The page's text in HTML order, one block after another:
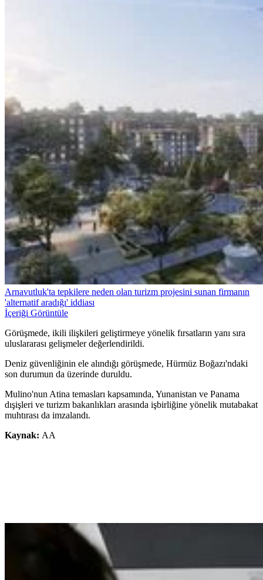
Arnavutluk'ta tepkilere neden olan turizm projesini sunan firmanın
'alternatif aradığı' iddiası
İçeriği Görüntüle
Görüşmede, ikili ilişkileri geliştirmeye yönelik fırsatların yanı sıra
uluslararası gelişmeler değerlendirildi.
Deniz güvenliğinin ele alındığı görüşmede, Hürmüz Boğazı'ndaki
son durumun da üzerinde duruldu.
Mulino'nun Atina temasları kapsamında, Yunanistan ve Panama
dışişleri ve turizm bakanlıkları arasında işbirliğine yönelik mutabakat
muhtırası da imzalandı.
Kaynak: AA